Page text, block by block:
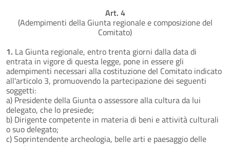
Art. 4
(Adempimenti della Giunta regionale e composizione del
Comitato)
1. La Giunta regionale, entro trenta giorni dalla data di
entrata in vigore di questa legge, pone in essere gli
adempimenti necessari alla costituzione del Comitato indicato
all'articolo 3, promuovendo la partecipazione dei seguenti
soggetti:
a) Presidente della Giunta o assessore alla cultura da lui
delegato, che lo presiede;
b) Dirigente competente in materia di beni e attività culturali
o suo delegato;
c) Soprintendente archeologia, belle arti e paesaggio delle